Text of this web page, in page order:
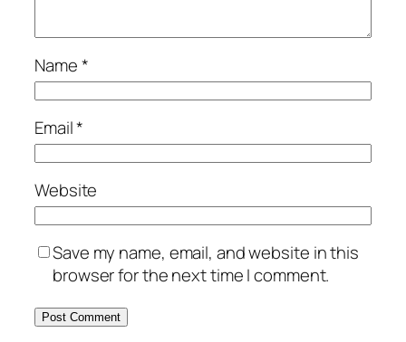
Name*
Email*
Website
Save my name, email, and website in this
browser for the next time I comment.